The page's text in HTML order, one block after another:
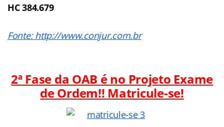
HC 384.679
Fonte: http://www.conjur.com.br
2ª Fase da OAB é no Projeto Exame
de Ordem!! Matricule-se!